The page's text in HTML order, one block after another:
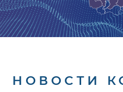
НОВОСТИ